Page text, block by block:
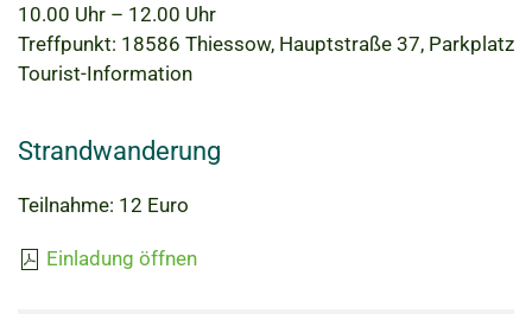
10.00 Uhr – 12.00 Uhr
Treffpunkt: 18586 Thiessow, Hauptstraße 37, Parkplatz
Tourist-Information
Strandwanderung
Teilnahme: 12 Euro
Einladung öffnen